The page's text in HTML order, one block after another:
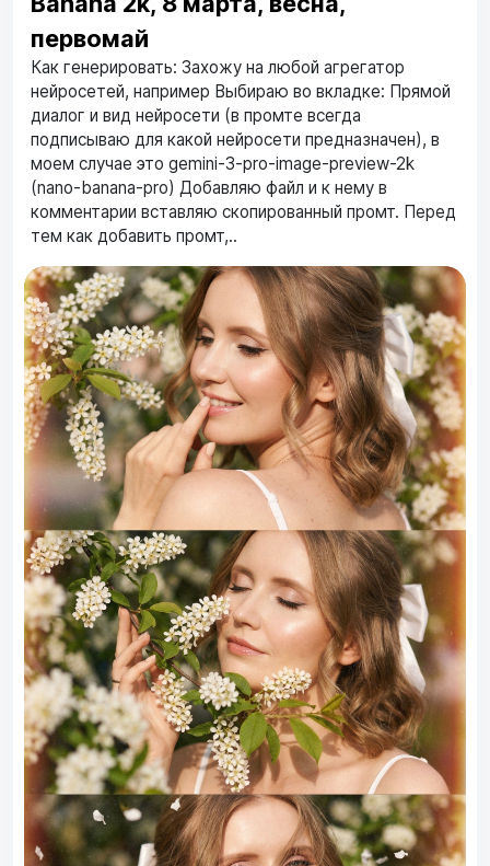
первомай
Как генерировать: Захожу на любой агрегатор
нейросетей, например Выбираю во вкладке: Прямой
диалог и вид нейросети (в промте всегда
подписываю для какой нейросети предназначен), в
моем случае это gemini-3-pro-image-preview-2k
(nano-banana-pro) Добавляю файл и к нему в
комментарии вставляю скопированный промт. Перед
тем как добавить промт,..